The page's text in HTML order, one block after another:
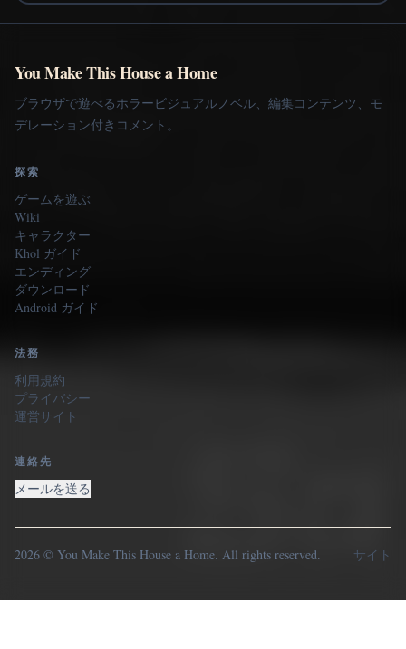
You Make This House a Home
ブラウザで遊べるホラービジュアルノベル、編集コンテンツ、モ
デレーション付きコメント。
探索
ゲームを遊ぶ
Wiki
キャラクター
Khol ガイド
エンディング
ダウンロード
Android ガイド
法務
利用規約
プライバシー
運営サイト
連絡先
メールを送る
2026 © You Make This House a Home. All rights reserved. サイト